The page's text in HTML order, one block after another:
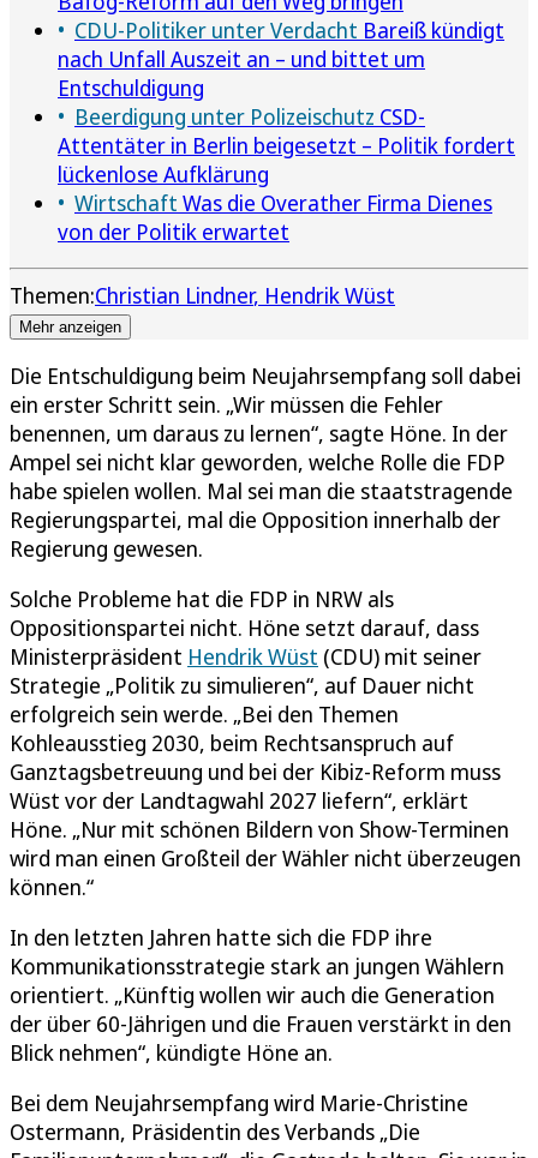
CDU-Politiker unter Verdacht Bareiß kündigt
nach Unfall Auszeit an – und bittet um
Entschuldigung
Beerdigung unter Polizeischutz CSD-
Attentäter in Berlin beigesetzt – Politik fordert
lückenlose Aufklärung
Wirtschaft Was die Overather Firma Dienes
von der Politik erwartet
Themen:Christian Lindner Hendrik Wüst
Mehr anzeigen
Die Entschuldigung beim Neujahrsempfang soll dabei
ein erster Schritt sein. „Wir müssen die Fehler
benennen, um daraus zu lernen“, sagte Höne. In der
Ampel sei nicht klar geworden, welche Rolle die FDP
habe spielen wollen. Mal sei man die staatstragende
Regierungspartei, mal die Opposition innerhalb der
Regierung gewesen.
Solche Probleme hat die FDP in NRW als
Oppositionspartei nicht. Höne setzt darauf, dass
Ministerpräsident Hendrik Wüst (CDU) mit seiner
Strategie „Politik zu simulieren“, auf Dauer nicht
erfolgreich sein werde. „Bei den Themen
Kohleausstieg 2030, beim Rechtsanspruch auf
Ganztagsbetreuung und bei der Kibiz-Reform muss
Wüst vor der Landtagwahl 2027 liefern“, erklärt
Höne. „Nur mit schönen Bildern von Show-Terminen
wird man einen Großteil der Wähler nicht überzeugen
können.“
In den letzten Jahren hatte sich die FDP ihre
Kommunikationsstrategie stark an jungen Wählern
orientiert. „Künftig wollen wir auch die Generation
der über 60-Jährigen und die Frauen verstärkt in den
Blick nehmen“, kündigte Höne an.
Bei dem Neujahrsempfang wird Marie-Christine
Ostermann, Präsidentin des Verbands „Die